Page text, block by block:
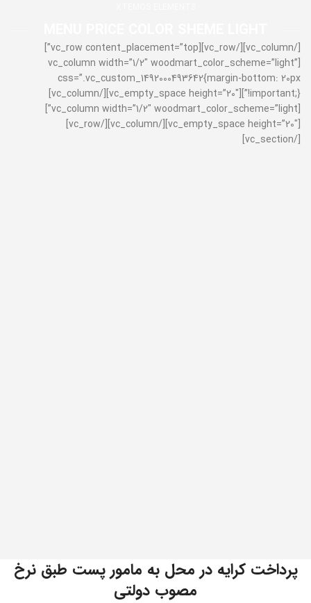
[/vc_column][/vc_row][vc_row content_placement=”top”]
[vc_column width=”1/2″ woodmart_color_scheme=”light”
css=”.vc_custom_1492000493642{margin-bottom: 20px
!important;}”][vc_empty_space height=”20″][/vc_column]
[vc_column width=”1/2″ woodmart_color_scheme=”light”]
[vc_empty_space height=”20″][/vc_column][/vc_row]
[/vc_section]
پرداخت کرایه در محل به مامور پست طبق نرخ
مصوب دولتی